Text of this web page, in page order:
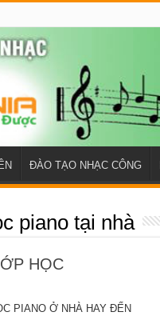
ĐÀO TẠO NHẠC CÔNG
piano tại nhà
HỌC
PIANO Ở NHÀ HAY ĐẾN